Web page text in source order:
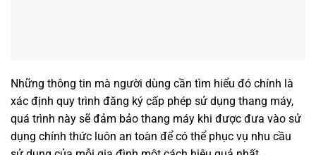
Những thông tin mà người dùng cần tìm hiểu đó chính là
xác định quy trình đăng ký cấp phép sử dụng thang máy,
quá trình này sẽ đảm bảo thang máy khi được đưa vào sử
dụng chính thức luôn an toàn để có thể phục vụ nhu cầu